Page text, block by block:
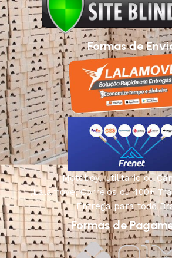
Formas de
Motoboy, Utilitário ou
(Lalamove, Correios ou 400+
Entrega para todo
Formas de